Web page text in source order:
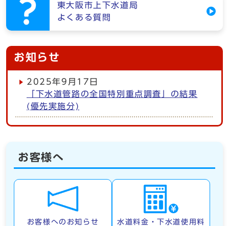
東大阪市上下水道局
よくある質問
お知らせ
2025年9月17日
「下水道管路の全国特別重点調査」の結果
(優先実施分)
お客様へ
お客様へのお知らせ 水道料金・下水道使用料